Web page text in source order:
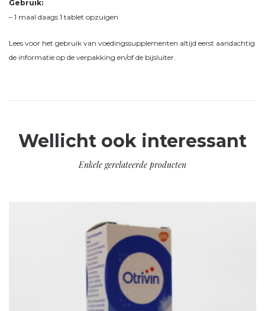
Gebruik:
– 1 maal daags 1 tablet opzuigen
Lees voor het gebruik van voedingssupplementen altijd eerst aandachtig
de informatie op de verpakking en/of de bijsluiter.
Wellicht ook interessant
Enkele gerelateerde producten